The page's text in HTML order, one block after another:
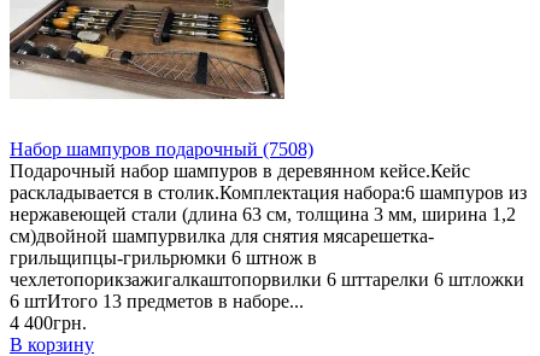
Набор шампуров подарочный (7508)
Подарочный набор шампуров в деревянном кейсе.Кейс
раскладывается в столик.Комплектация набора:6 шампуров из
нержавеющей стали (длина 63 см, толщина 3 мм, ширина 1,2
см)двойной шампурвилка для снятия мясарешетка-
грильщипцы-грильрюмки 6 штнож в
чехлетопорикзажигалкаштопорвилки 6 шттарелки 6 штложки
6 штИтого 13 предметов в наборе...
4 400грн.
В корзину